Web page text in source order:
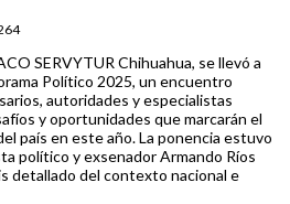
SERVYTUR Chihuahua, se llevó a
Político 2025, un encuentro
autoridades y especialistas
y oportunidades que marcarán el
país en este año. La ponencia estuvo
político y exsenador Armando Ríos
detallado del contexto nacional e